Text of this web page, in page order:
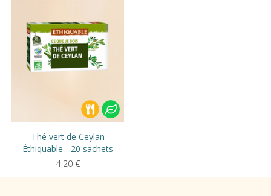
Thé vert de Ceylan
Éthiquable - 20 sachets
4,20 €